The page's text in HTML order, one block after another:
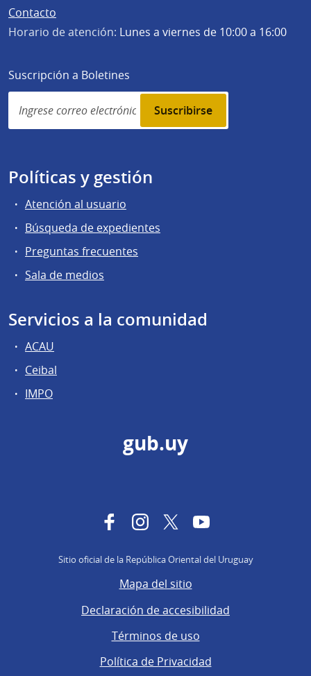
Contacto
Horario de atención: Lunes a viernes de 10:00 a 16:00
Suscripción a Boletines
Simplenews
subscription
Políticas y gestión
Atención al usuario
Búsqueda de expedientes
Preguntas frecuentes
Sala de medios
Servicios a la comunidad
ACAU
Ceibal
IMPO
gub.uy
FacebookInstagram
TwitterYouTube
Sitio oficial de la República Oriental del Uruguay
Mapa del sitio
Declaración de accesibilidad
Términos de uso
Política de Privacidad